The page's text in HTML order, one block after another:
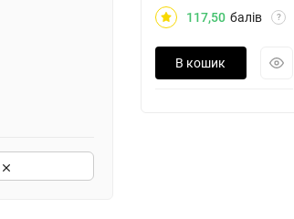
117,50 балів ?
В кошик